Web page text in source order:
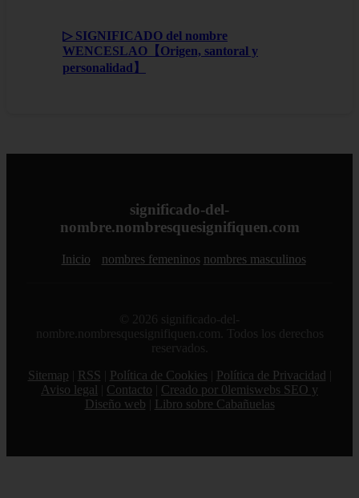
▷ SIGNIFICADO del nombre
WENCESLAO【Origen, santoral y
personalidad】
significado-del-
nombre.nombresquesignifiquen.com
Inicio nombres femeninos nombres masculinos
© 2026 significado-del-
nombre.nombresquesignifiquen.com. Todos los derechos
reservados.
Sitemap
RSS Política de Cookies Política de Privacidad
Aviso legal
Contacto
Creado por 0lemiswebs SEO y
Diseño web
Libro sobre Cabañuelas